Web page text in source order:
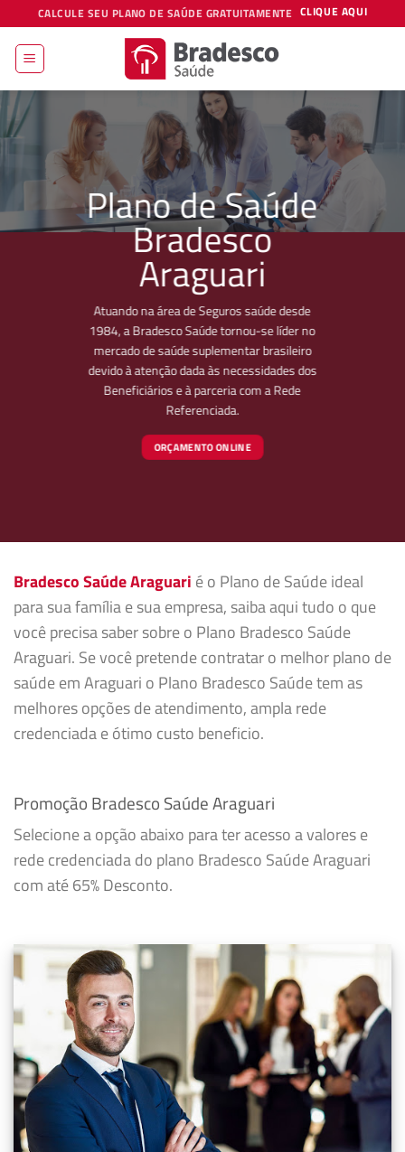
to
content
CALCULE SEU PLANO DE SAÚDE GRATUITAMENTE CLIQUE AQUI
Plano de Saúde
Bradesco
Araguari
Atuando na área de Seguros saúde desde
1984, a Bradesco Saúde tornou-se líder no
mercado de saúde suplementar brasileiro
devido à atenção dada às necessidades dos
Beneficiários e à parceria com a Rede
Referenciada.
ORÇAMENTO ONLINE
Bradesco Saúde Araguari é o Plano de Saúde ideal
para sua família e sua empresa, saiba aqui tudo o que
você precisa saber sobre o Plano Bradesco Saúde
Araguari. Se você pretende contratar o melhor plano de
saúde em Araguari o Plano Bradesco Saúde tem as
melhores opções de atendimento, ampla rede
credenciada e ótimo custo beneficio.
Promoção Bradesco Saúde Araguari
Selecione a opção abaixo para ter acesso a valores e
rede credenciada do plano Bradesco Saúde Araguari
com até 65% Desconto.